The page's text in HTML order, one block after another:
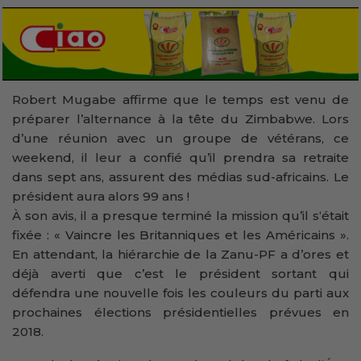
Robert Mugabe affirme que le temps est venu de
préparer l’alternance à la tête du Zimbabwe. Lors
d’une réunion avec un groupe de vétérans, ce
weekend, il leur a confié qu’il prendra sa retraite
dans sept ans, assurent des médias sud-africains. Le
président aura alors 99 ans !
À son avis, il a presque terminé la mission qu’il s‘était
fixée : « Vaincre les Britanniques et les Américains ».
En attendant, la hiérarchie de la Zanu-PF a d’ores et
déjà averti que c’est le président sortant qui
défendra une nouvelle fois les couleurs du parti aux
prochaines élections présidentielles prévues en
2018.